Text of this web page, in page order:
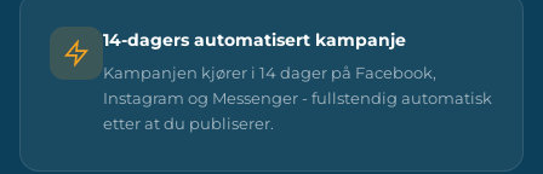
14-dagers automatisert kampanje
Kampanjen kjører i 14 dager på Facebook,
Instagram og Messenger - fullstendig automatisk
etter at du publiserer.